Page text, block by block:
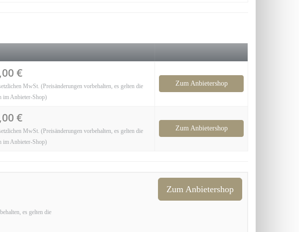
€
MwSt. (Preisänderungen vorbehalten, es gelten die
im Anbieter-Shop)
Zum Anbietershop
€
MwSt. (Preisänderungen vorbehalten, es gelten die
im Anbieter-Shop)
Zum Anbietershop
es gelten die
Zum Anbietershop